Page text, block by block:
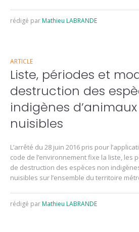
rédigé parMathieu LABRANDE
ARTICLE
Liste, périodes et
destruction des
indigènes
nuisibles
L’arrêté du 28 juin 2016 pris pour
code de l’environnement fixe la liste, les
de destruction des espèces non
nuisibles sur l’ensemble du territoire
rédigé parMathieu LABRANDE